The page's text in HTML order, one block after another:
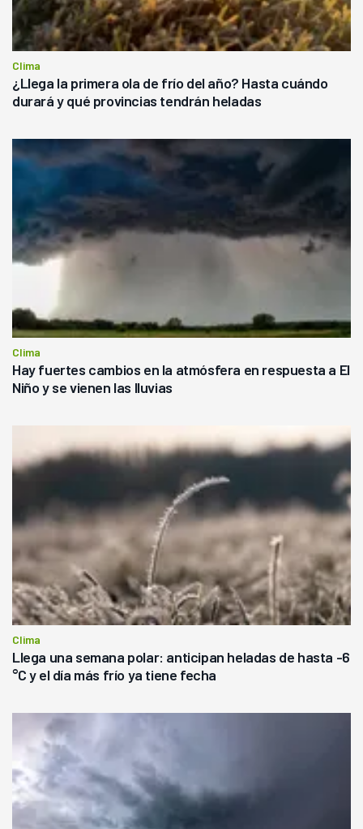
Clima
¿Llega la primera ola de frío del año? Hasta cuándo
durará y qué provincias tendrán heladas
Clima
Hay fuertes cambios en la atmósfera en respuesta a El
Niño y se vienen las lluvias
Clima
Llega una semana polar: anticipan heladas de hasta -6
°C y el día más frío ya tiene fecha